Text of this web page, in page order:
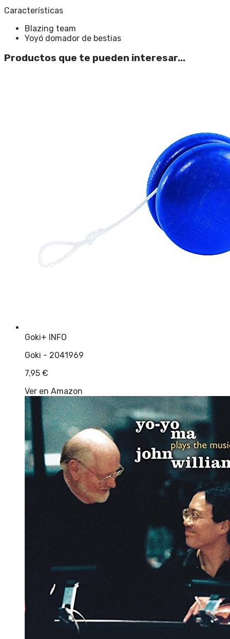
Características
Blazing team
Yoyó domador de bestias
Productos que te pueden interesar...
Goki+ INFO
Goki - 2041969
7,95 €
Ver en Amazon